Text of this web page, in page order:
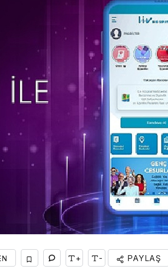
+ - PAYLAŞ
Osmangazi’de Geleceğin
Yüzücüleri Sertifikalarını
Aldı